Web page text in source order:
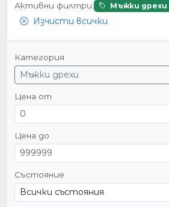
Активни филтри: Мъжки дрехи
Изчисти всички
Категория
Мъжки дрехи
Цена от
Цена до
Състояние